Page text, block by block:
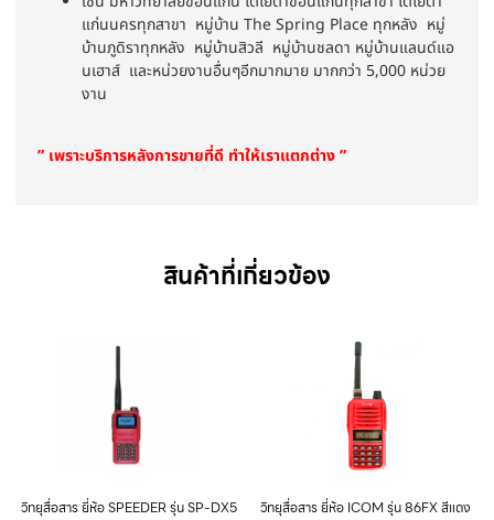
แก่นนครทุกสาขา หมู่บ้าน The Spring Place ทุกหลัง หมู่
บ้านภูดิราทุกหลัง หมู่บ้านสิวลี หมู่บ้านชลดา หมู่บ้านแลนด์แอ
นเฮาส์ และหน่วยงานอื่นๆอีกมากมาย มากกว่า 5,000 หน่วย
งาน
” เพราะบริการหลังการขายที่ดี ทำให้เราแตกต่าง ”
สินค้าที่เกี่ยวข้อง
วิทยุสื่อสาร ยี่ห้อ SPEEDER รุ่น SP-DX5
วิทยุสื่อสาร ยี่ห้อ ICOM รุ่น 86FX สีแดง